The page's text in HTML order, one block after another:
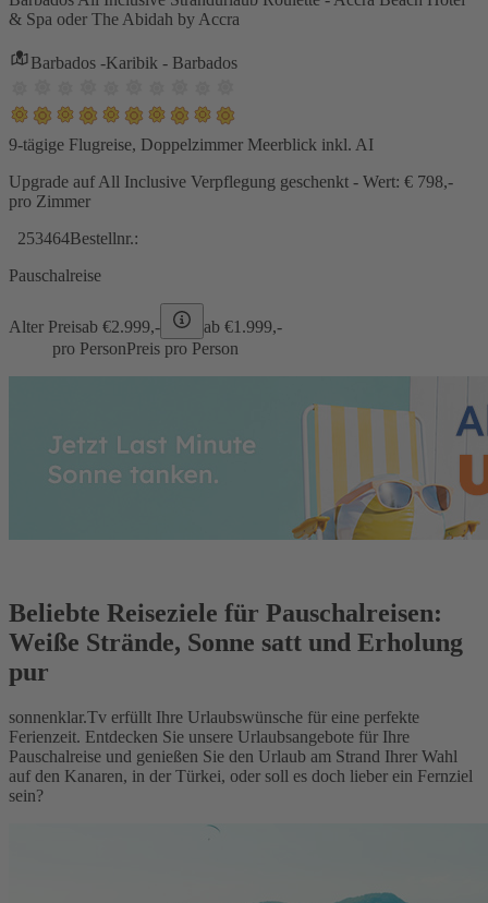
& Spa oder The Abidah by Accra
Barbados -Karibik - Barbados
9-tägige Flugreise, Doppelzimmer Meerblick inkl. AI
Upgrade auf All Inclusive Verpflegung geschenkt - Wert: € 798,-
pro Zimmer
253464Bestellnr.:
Pauschalreise
Alter Preisab €2.999,- ab €1.999,-
pro PersonPreis pro Person
Beliebte Reiseziele für Pauschalreisen:
Weiße Strände, Sonne satt und Erholung
pur
sonnenklar.Tv erfüllt Ihre Urlaubswünsche für eine perfekte
Ferienzeit. Entdecken Sie unsere Urlaubsangebote für Ihre
Pauschalreise und genießen Sie den Urlaub am Strand Ihrer Wahl
auf den Kanaren, in der Türkei, oder soll es doch lieber ein Fernziel
sein?